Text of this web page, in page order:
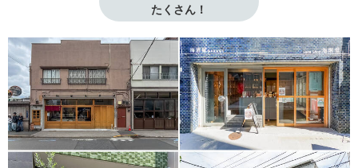
たくさん！